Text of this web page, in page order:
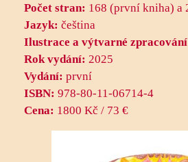
Počet stran: 168 (první kniha) a
Jazyk: čeština
Ilustrace a výtvarné
Rok vydání: 2025
Vydání: první
ISBN: 978-80-11-06714-4
Cena: 1800 Kč / 73 €